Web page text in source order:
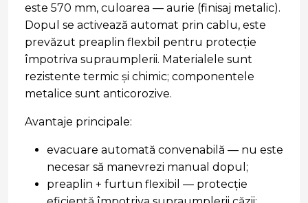
este 570 mm, culoarea — aurie (finisaj metalic).
Dopul se activează automat prin cablu, este
prevăzut preaplin flexbil pentru protecţie
împotriva supraumplerii. Materialele sunt
rezistente termic și chimic; componentele
metalice sunt anticorozive.
Avantaje principale:
evacuare automată convenabilă — nu este
necesar să manevrezi manual dopul;
preaplin + furtun flexibil — protecţie